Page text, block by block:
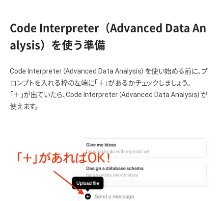
Code Interpreter（Advanced Data An
alysis）を使う準備
Code Interpreter（Advanced Data Analysis）を使い始める前に、プ
ロンプトを入れる枠の左端に「＋」があるかチェックしましょう。
「＋」が出ていたら、Code Interpreter（Advanced Data Analysis）が
使えます。